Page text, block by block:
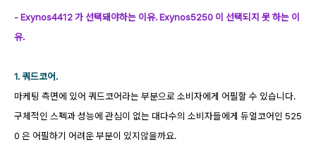
- Exynos4412 가 선택돼야하는 이유. Exynos5250 이 선택되지 못 하는 이
유.
1. 쿼드코어.
마케팅 측면에 있어 쿼드코어라는 부분으로 소비자에게 어필할 수 있습니다.
구체적인 스펙과 성능에 관심이 없는 대다수의 소비자들에게 듀얼코어인 525
0 은 어필하기 어려운 부분이 있지않을까요.